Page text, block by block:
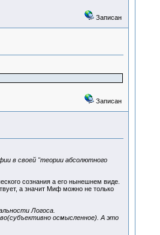
Записан
Записан
в своей "теории абсолютного
сознания а его нынешнем виде.
а значит Миф можно не только
Логоса.
осмысленное). А это